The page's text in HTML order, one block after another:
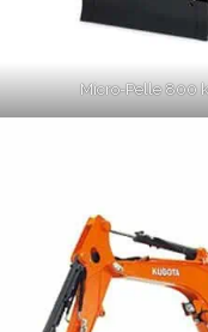
Micro-Pelle 800